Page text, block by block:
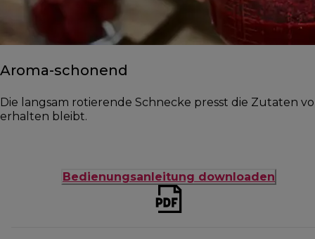
Aroma-schonend
Die langsam rotierende Schnecke presst die Zutaten
erhalten bleibt.
Bedienungsanleitung downloaden